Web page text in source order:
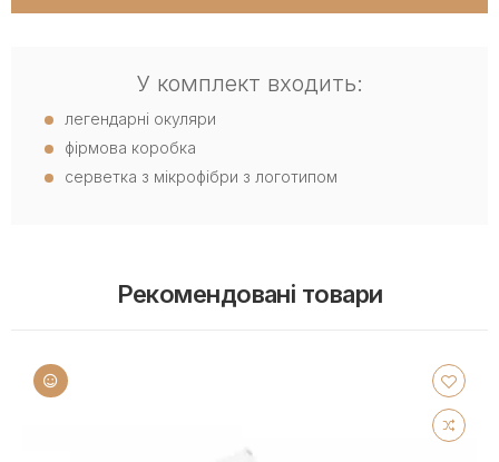
У комплект входить:
легендарні окуляри
фірмова коробка
серветка з мікрофібри з логотипом
Рекомендовані товари